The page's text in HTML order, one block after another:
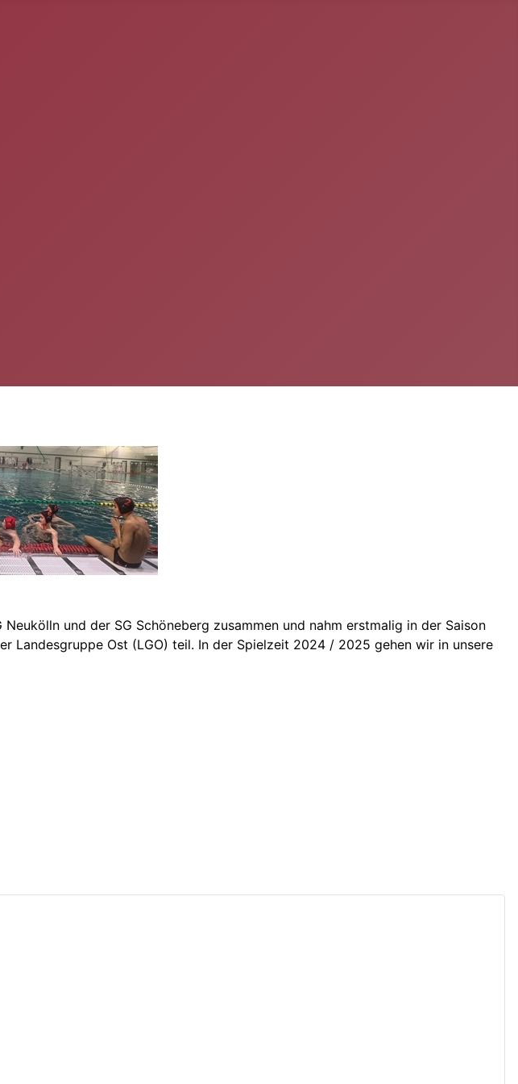
und der SG Schöneberg zusammen und nahm erstmalig in der Saison
Landesgruppe Ost (LGO) teil. In der Spielzeit 2024 / 2025 gehen wir in unsere